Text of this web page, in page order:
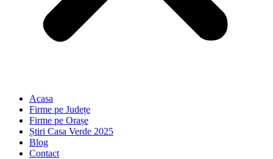
Acasa
Firme pe Județe
Firme pe Orașe
Știri Casa Verde 2025
Blog
Contact